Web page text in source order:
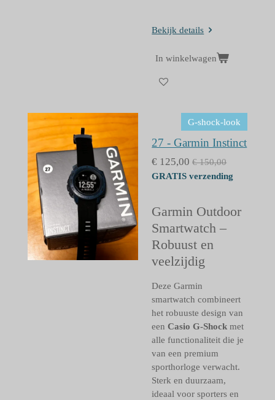
Bekijk details
In winkelwagen
G-shock-look
27 - Garmin Instinct
€ 125,00 € 150,00
GRATIS verzending
Garmin Outdoor
Smartwatch –
Robuust en
veelzijdig
Deze Garmin
smartwatch combineert
het robuuste design van
eenCasio G-Shock met
alle functionaliteit die je
van een premium
sporthorloge verwacht.
Sterk en duurzaam,
ideaal voor sporters en